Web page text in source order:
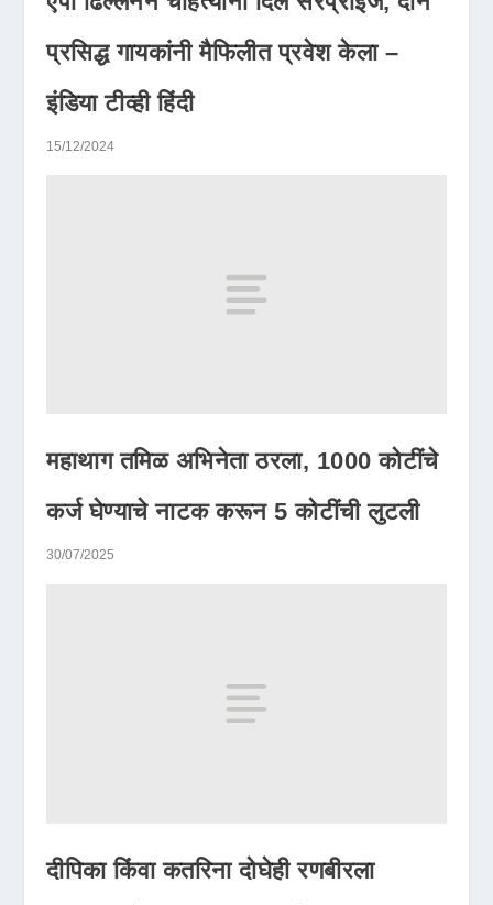
प्रसिद्ध गायकांनी मैफिलीत प्रवेश केला –
इंडिया टीव्ही हिंदी
15/12/2024
महाथाग तमिळ अभिनेता ठरला, 1000 कोटींचे
कर्ज घेण्याचे नाटक करून 5 कोटींची लुटली
30/07/2025
दीपिका किंवा कतरिना दोघेही रणबीरला